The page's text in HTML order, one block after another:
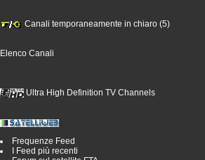
Canali temporaneamente in chiaro (5)
Elenco Canali
Ultra High Definition TV Channels
Frequenze Feed
I Feed più recenti